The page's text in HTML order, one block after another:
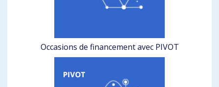
Occasions de financement avec PIVOT